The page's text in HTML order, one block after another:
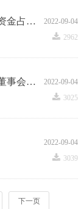
2022-09-04
金龙机电：2022年半年度非经营性资金占用及其他关联资金往来情况汇总表 .pdf
끂 2962
2022-09-04
金龙机电：独立董事对公司第五届董事会十五次会议相关事项的独立意见 .pdf
끂 3025
2022-09-04
끂 3039
下一页